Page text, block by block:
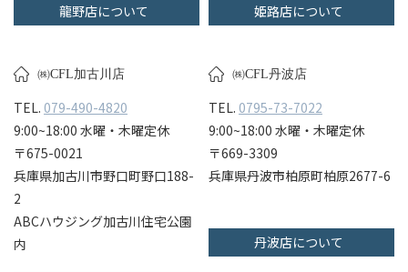
龍野店について 姫路店について
㈱CFL加古川店
TEL. 079-490-4820
9:00~18:00 水曜・木曜定休
〒675-0021
兵庫県加古川市野口町野口188-
2
ABCハウジング加古川住宅公園
内
㈱CFL丹波店
TEL. 0795-73-7022
9:00~18:00 水曜・木曜定休
〒669-3309
兵庫県丹波市柏原町柏原2677-6
丹波店について